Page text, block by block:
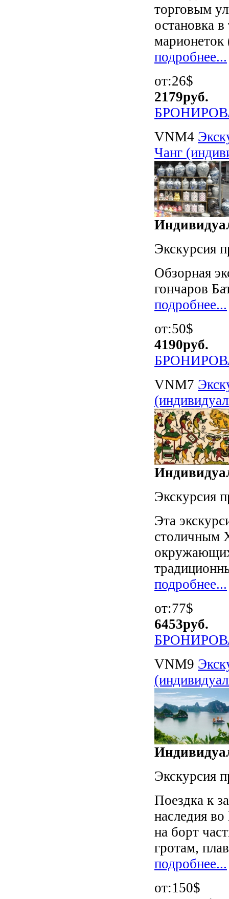
торговым
остановка
марионеток
подробнее...
от:26$
2179руб.
VNM4
Чанг
Экскурсия
Обзорная
гончаров
подробнее...
от:50$
4190руб.
VNM7
Экскурсия
Эта
столичным
подробнее...
от:77$
6453руб.
VNM9
Экскурсия
Поездка к
наследия
на борт
гротам,
подробнее...
от:150$